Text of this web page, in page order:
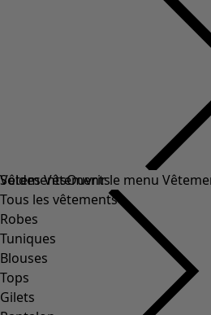
Soldes Vêtements
Tous les vêtements
Robes
Tuniques
Blouses
Tops
Gilets
VêtementsOuvrir le menu